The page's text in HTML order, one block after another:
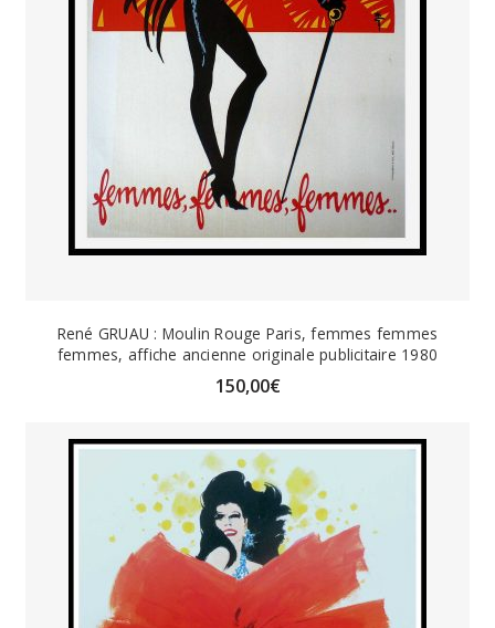
René GRUAU : Moulin Rouge Paris, femmes femmes
femmes, affiche ancienne originale publicitaire 1980
150,00€